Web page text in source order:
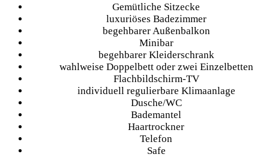
Gemütliche Sitzecke
luxuriöses Badezimmer
begehbarer Außenbalkon
Minibar
begehbarer Kleiderschrank
wahlweise Doppelbett oder zwei Einzelbetten
Flachbildschirm-TV
individuell regulierbare Klimaanlage
Dusche/WC
Bademantel
Haartrockner
Telefon
Safe